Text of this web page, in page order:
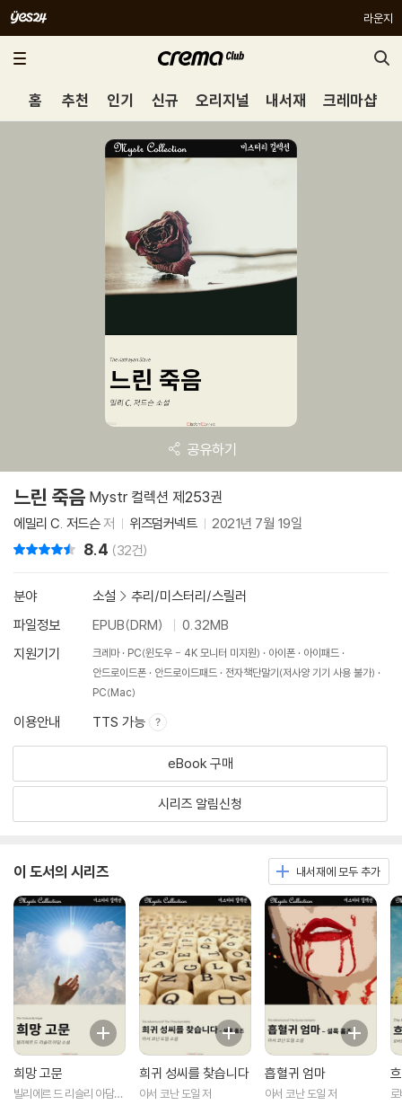
라운지
홈 추천 인기 신규 오리지널 내서재 크레마샵
공유하기
느린 죽음 Mystr 컬렉션 제253권
에밀리 C. 저드슨저 위즈덤커넥트 2021년 7월 19일
8.4 (32건)
분야 소설 > 추리/미스터리/스릴러
파일정보
EPUB(DRM)
0.32MB
지원기기
크레마 PC(윈도우 - 4K 모니터 미지원) 아이폰
아이패드
안드로이드폰
안드로이드패드
전자책단말기(저사양 기기 사용 불가)
PC(Mac)
이용안내 TTS 가능
eBook 구매
시리즈 알림신청
이 도서의 시리즈 내서재에 모두 추가
희망 고문
빌리에르 드 리슬리 아담
희귀 성씨를 찾습니다
아서 코난 도일 저
흡혈귀 엄마
아서 코난 도일 저